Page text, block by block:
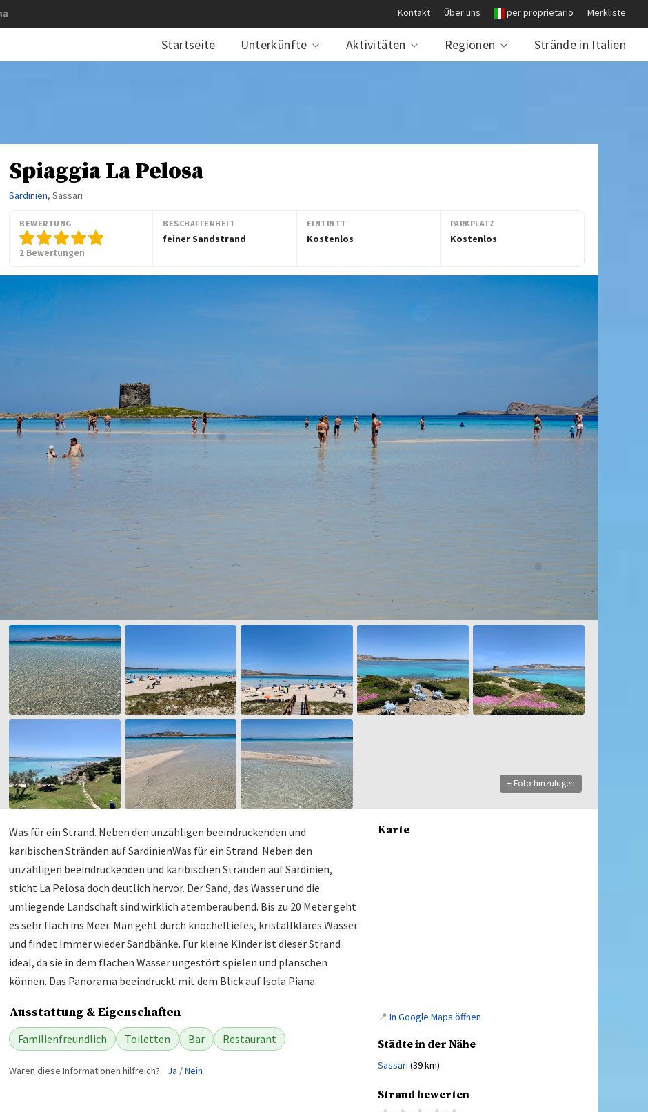
Kontakt Über uns per proprietario Merkliste
Startseite Unterkünfte Aktivitäten Regionen Strände in Italien
Spiaggia La Pelosa
Sardinien, Sassari
BEWERTUNG
2 Bewertungen
BESCHAFFENHEIT
feiner Sandstrand
EINTRITT
Kostenlos
PARKPLATZ
Kostenlos
+ Foto hinzufügen
Was für ein Strand. Neben den unzähligen beeindruckenden und
karibischen Stränden auf SardinienWas für ein Strand. Neben den
unzähligen beeindruckenden und karibischen Stränden auf Sardinien,
sticht La Pelosa doch deutlich hervor. Der Sand, das Wasser und die
umliegende Landschaft sind wirklich atemberaubend. Bis zu 20 Meter geht
es sehr flach ins Meer. Man geht durch knöcheltiefes, kristallklares Wasser
und findet Immer wieder Sandbänke. Für kleine Kinder ist dieser Strand
ideal, da sie in dem flachen Wasser ungestört spielen und planschen
können. Das Panorama beeindruckt mit dem Blick auf Isola Piana.
Ausstattung & Eigenschaften
Familienfreundlich Toiletten Bar Restaurant
Waren diese Informationen hilfreich? Ja /Nein
Karte
📍 In Google Maps öffnen
Städte in der Nähe
Sassari (39 km)
Strand bewerten